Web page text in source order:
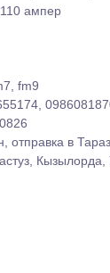
ампер
fm9
в